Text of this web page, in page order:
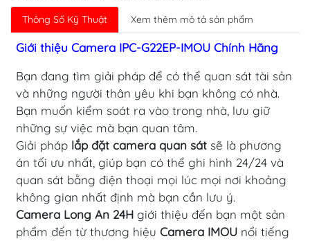
Thông Số Kỹ Thuật Xem thêm mô tả sản phẩm
Giới thiệu Camera IPC-G22EP-IMOU Chính Hãng
Bạn đang tìm giải pháp để có thể quan sát tài sản
và những người thân yêu khi bạn không có nhà.
Bạn muốn kiểm soát ra vào trong nhà, lưu giữ
những sự việc mà bạn quan tâm.
Giải pháp lắp đặt camera quan sát sẽ là phương
án tối ưu nhất, giúp bạn có thể ghi hình 24/24 và
quan sát bằng điện thoại mọi lúc mọi nơi khoảng
không gian nhất định mà bạn cần lưu ý.
Camera Long An 24H giới thiệu đến bạn một sản
phẩm đến từ thương hiệu Camera IMOU nổi tiếng